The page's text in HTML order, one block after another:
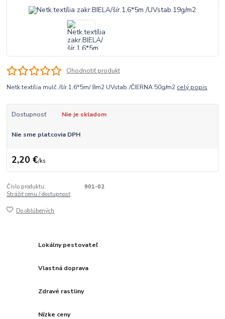
Ohodnotiť produkt
Netk.textília mulč./šír.1,6*5m/ 8m2 UVstab./ČIERNA 50g/m2 celý popis
Dostupnosť Nie je skladom
Nie sme platcovia DPH
2,20 €/ks
Číslo produktu:
901-02
Strážiť cenu / dostupnosť
Do obľúbených
Lokálny pestovateľ
Vlastná doprava
Zdravé rastliny
Nízke ceny